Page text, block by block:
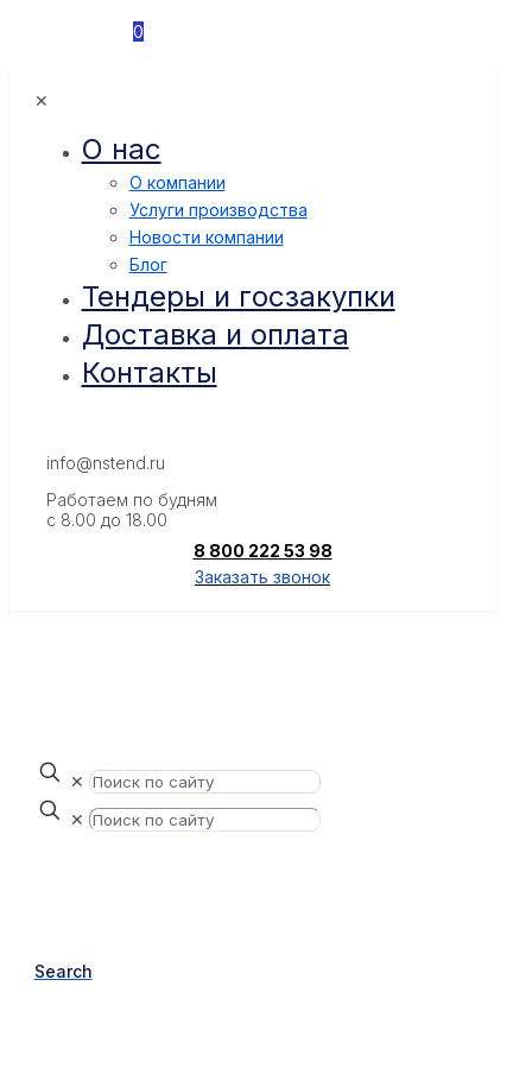
0
✕
О нас
О компании
Услуги производства
Новости компании
Блог
Тендеры и госзакупки
Доставка и оплата
Контакты
info@nstend.ru
Работаем по будням
с 8.00 до 18.00
8 800 222 53 98
Заказать звонок
✕
✕
Search